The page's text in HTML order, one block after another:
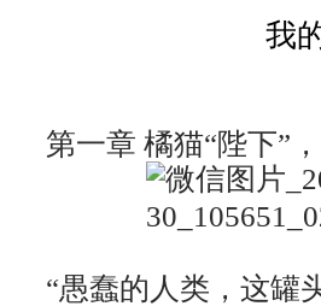
我
第一章 橘猫“陛下”，
“愚蠢的人类，这罐头